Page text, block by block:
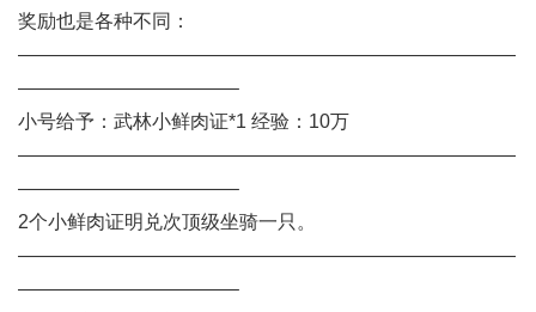
奖励也是各种不同：
——————————————————————————
———————————–
小号给予：武林小鲜肉证*1 经验：10万
——————————————————————————
———————————–
2个小鲜肉证明兑次顶级坐骑一只。
——————————————————————————
———————————–